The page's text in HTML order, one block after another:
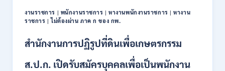
ป.ตรี
หลาย
/
ต้อง
งานราชการ | พนักงานราชการ |หางานพนักงานราชการ |หางาน
ราชการ |ไม่ต้องผ่าน ภาค ก ของ กพ.
สำนักงานการปฏิรูปที่ดินเพื่อเกษตรกรรม
ส.ป.ก. เปิดรับสมัครบุคคลเพื่อเป็นพนักงาน